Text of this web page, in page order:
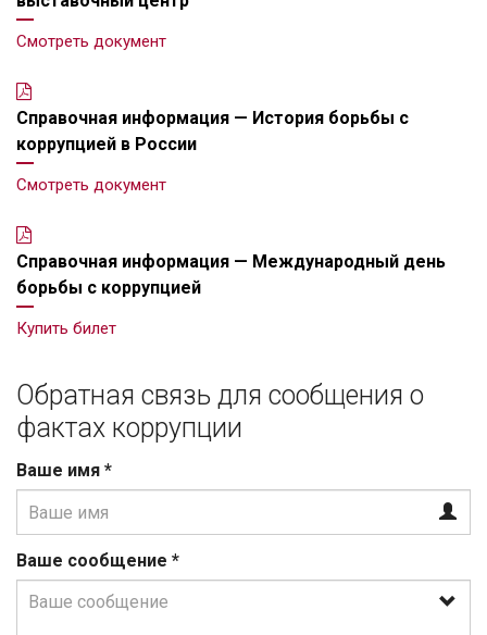
Смотреть документ
Справочная информация — История борьбы с
коррупцией в России
Смотреть документ
Справочная информация — Международный день
борьбы с коррупцией
Купить билет
Обратная связь для сообщения о
фактах коррупции
Ваше имя *
Ваше сообщение *